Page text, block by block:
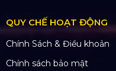
DỰ ÁN
Dự án đã thực hiện
Dự án đang thực hiện